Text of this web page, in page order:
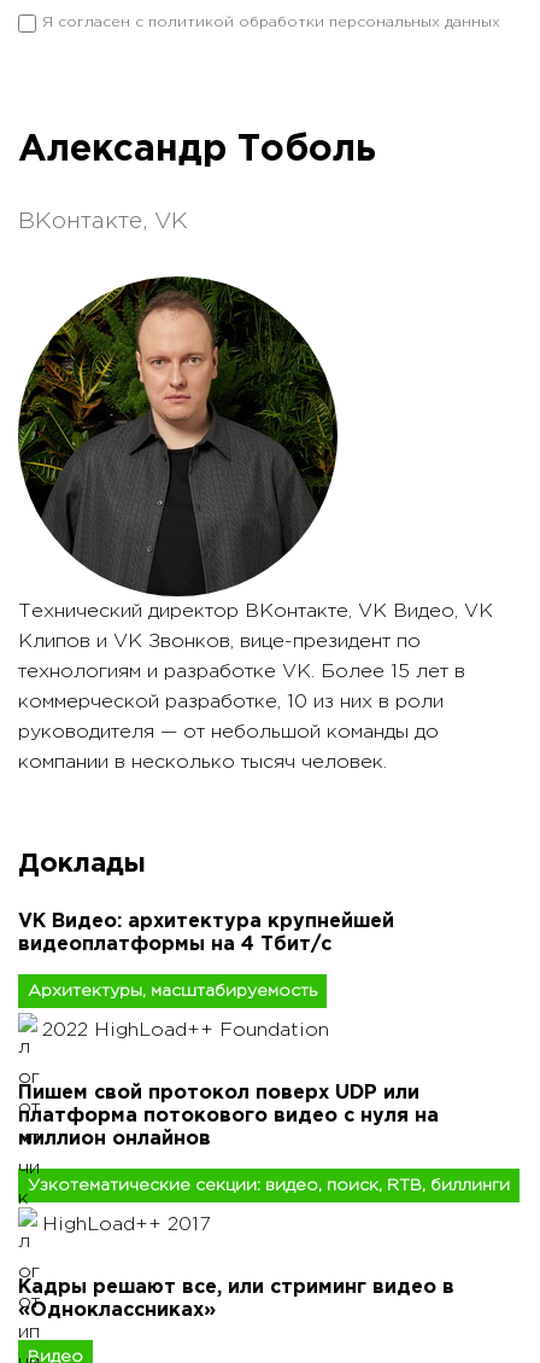
Александр Тоболь
ВКонтакте, VK
Технический директор ВКонтакте, VK Видео, VK
Клипов и VK Звонков, вице-президент по
технологиям и разработке VK. Более 15 лет в
коммерческой разработке, 10 из них в роли
руководителя — от небольшой команды до
компании в несколько тысяч человек.
Доклады
VK Видео: архитектура крупнейшей
видеоплатформы на 4 Тбит/с
Архитектуры, масштабируемость
2022 HighLoad++ Foundation
Пишем свой протокол поверх UDP или
платформа потокового видео с нуля на
миллион онлайнов
Узкотематические секции: видео, поиск, RTB, биллинги
HighLoad++ 2017
Кадры решают все, или стриминг видео в
«Одноклассниках»
Видео
Я согласен с политикой обработки персональных данных